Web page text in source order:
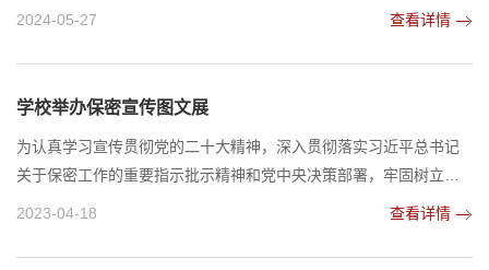
2024-05-27 查看详情
学校举办保密宣传图文展
为认真学习宣传贯彻党的二十大精神，深入贯彻落实习近平总书记
关于保密工作的重要指示批示精神和党中央决策部署，牢固树立和
践行总体国家安全观，近日，学校保密工作办公室在两校区同时举
部与涉密人员保密工作责任须知、警惕身边的泄密隐患、警钟长鸣
2023-04-18 查看详情